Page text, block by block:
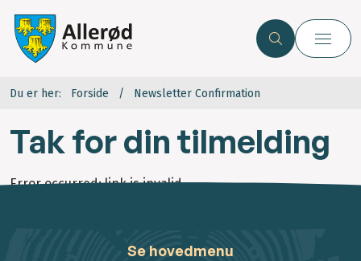
Du er her: Forside Newsletter Confirmation
Tak for din tilmelding
Error occurred: link is invalid.
Se hovedmenu